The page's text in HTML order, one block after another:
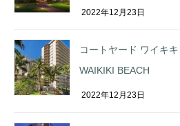
2022年12月23日
コートヤード ワイキ
WAIKIKI BEACH
2022年12月23日